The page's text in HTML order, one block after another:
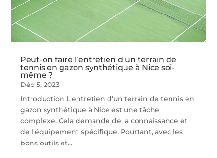
Peut-on faire l’entretien d’un terrain de
tennis en gazon synthétique à Nice soi-
même ?
Déc 5, 2023
Introduction L'entretien d'un terrain de tennis en
gazon synthétique à Nice est une tâche
complexe. Cela demande de la connaissance et
de l'équipement spécifique. Pourtant, avec les
bons outils et...